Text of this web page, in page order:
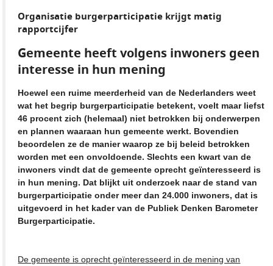
Organisatie burgerparticipatie krijgt matig
rapportcijfer
Gemeente heeft volgens inwoners geen
interesse in hun mening
Hoewel een ruime meerderheid van de Nederlanders weet
wat het begrip burgerparticipatie betekent, voelt maar liefst
46 procent zich (helemaal) niet betrokken bij onderwerpen
en plannen waaraan hun gemeente werkt. Bovendien
beoordelen ze de manier waarop ze bij beleid betrokken
worden met een onvoldoende. Slechts een kwart van de
inwoners vindt dat de gemeente oprecht geïnteresseerd is
in hun mening. Dat blijkt uit onderzoek naar de stand van
burgerparticipatie onder meer dan 24.000 inwoners, dat is
uitgevoerd in het kader van de Publiek Denken Barometer
Burgerparticipatie.
De gemeente is oprecht geïnteresseerd in de mening van